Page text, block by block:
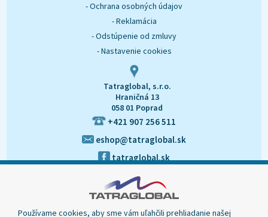
- Ochrana osobných údajov
- Reklamácia
- Odstúpenie od zmluvy
- Nastavenie cookies
Tatraglobal, s.r.o.
Hraničná 13
058 01 Poprad
+421 907 256 511
eshop@tatraglobal.sk
tatraglobal.sk
Používame cookies, aby sme vám uľahčili prehliadanie našej